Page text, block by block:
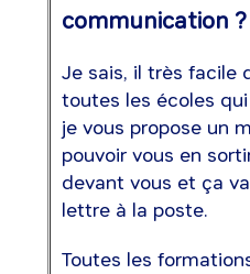
communication ?
Je sais, il très facile
toutes les écoles
je vous propose un
pouvoir vous en
devant vous et ça
lettre à la poste.
Toutes les